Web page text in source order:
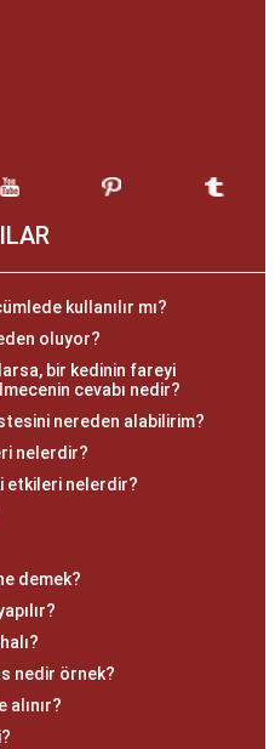
kullanılır mı?
oluyor?
bir kedinin fareyi
cevabı nedir?
nereden alabilirim?
nelerdir?
etkileri nelerdir?
demek?
nedir örnek?